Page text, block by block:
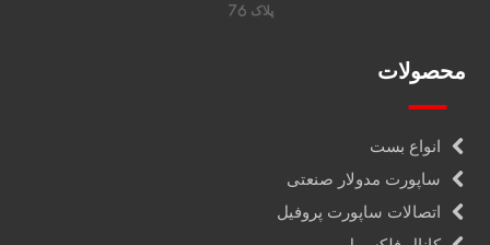
پلاک 76
محصولات
انواع بست
ساپورت مدولار صنعتی
اتصالات ساپورت پروفیل